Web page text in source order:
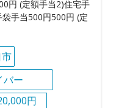
円 (定額手当2)住宅手
手当500円500円 (定
バー
円